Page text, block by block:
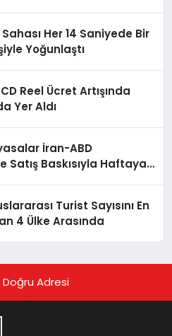
Her 14 Saniyede Bir
Yoğunlaştı
Reel Ücret Artışında
Yer Aldı
İran-ABD
Satış Baskısıyla Haftaya
Turist Sayısını En
4 Ülke Arasında
Adresi